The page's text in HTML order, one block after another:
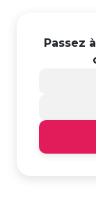
Passez